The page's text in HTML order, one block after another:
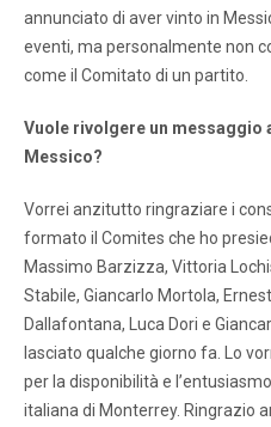
annunciato di aver vinto in
eventi, ma personalmente non
come il Comitato di un partito.
Vuole rivolgere un messaggio
Messico?
Vorrei anzitutto ringraziare i
formato il Comites che ho
Massimo Barzizza, Vittoria
Stabile, Giancarlo Mortola,
Dallafontana, Luca Dori e
lasciato qualche giorno fa. Lo
per la disponibilità e
italiana di Monterrey. Ringrazio